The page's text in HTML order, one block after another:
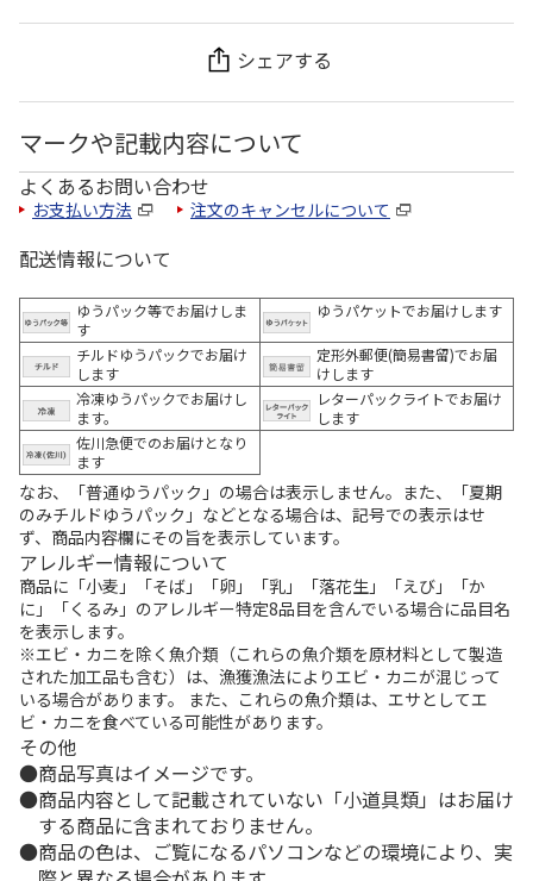
シェアする
マークや記載内容について
よくあるお問い合わせ
お支払い方法 注文のキャンセルについて
配送情報について
ゆうパック等でお届けしま
す
ゆうパケットでお届けします
チルドゆうパックでお届け
します
定形外郵便(簡易書留)でお届
けします
冷凍ゆうパックでお届けし
ます。
レターパックライトでお届け
します
佐川急便でのお届けとなり
ます
なお、「普通ゆうパック」の場合は表示しません。また、「夏期
のみチルドゆうパック」などとなる場合は、記号での表示はせ
ず、商品内容欄にその旨を表示しています。
アレルギー情報について
商品に「小麦」「そば」「卵」「乳」「落花生」「えび」「か
に」「くるみ」のアレルギー特定8品目を含んでいる場合に品目名
を表示します。
※エビ・カニを除く魚介類（これらの魚介類を原材料として製造
された加工品も含む）は、漁獲漁法によりエビ・カニが混じって
いる場合があります。 また、これらの魚介類は、エサとしてエ
ビ・カニを食べている可能性があります。
その他
商品写真はイメージです。
商品内容として記載されていない「小道具類」はお届け
する商品に含まれておりません。
商品の色は、ご覧になるパソコンなどの環境により、実